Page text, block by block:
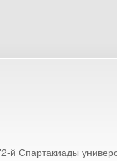
й Спартакиады